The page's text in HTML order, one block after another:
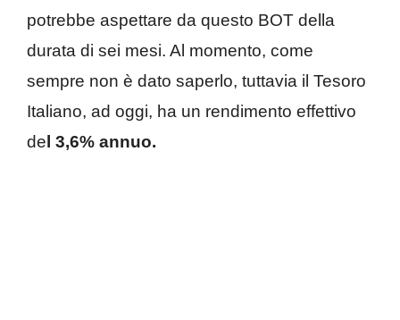
potrebbe aspettare da questo BOT della
durata di sei mesi. Al momento, come
sempre non è dato saperlo, tuttavia il Tesoro
Italiano, ad oggi, ha un rendimento effettivo
del 3,6% annuo.